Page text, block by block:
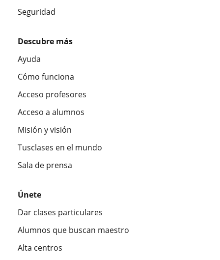
Seguridad
Descubre más
Ayuda
Cómo funciona
Acceso profesores
Acceso a alumnos
Misión y visión
Tusclases en el mundo
Sala de prensa
Únete
Dar clases particulares
Alumnos que buscan maestro
Alta centros